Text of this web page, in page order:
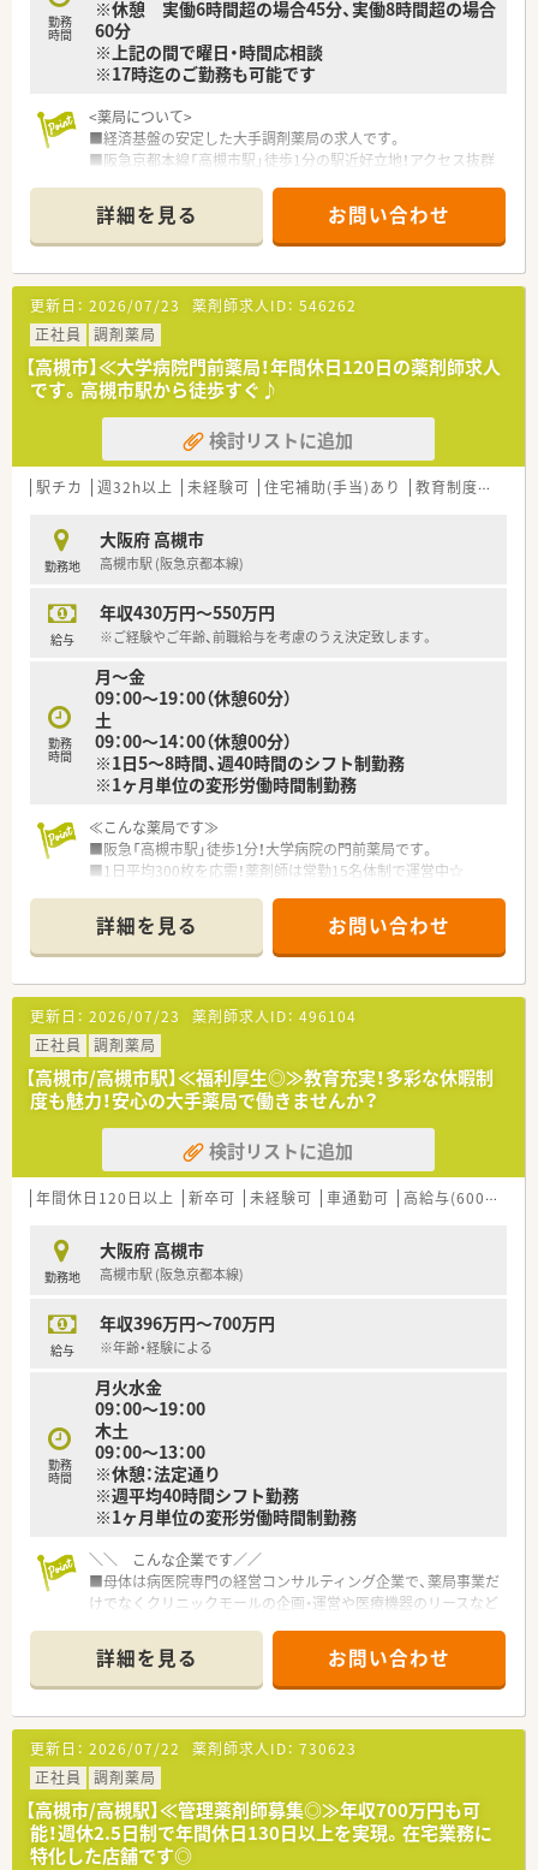
≪研修体制が非常に整っています！≫
■新人集合研修
⇒新人同士ペアになって服薬指導のロールプレイをしたり、実際
つけます。
■オーベン・ネーベン制
⇒新人（ネーベン）に指導役の先輩（オーベン）がマンツーマンで1
年間指導する制度。
配属店舗内の、なるべく年齢の近い先輩が指導役につきます。
２年目以降は自らがオーベンとなって後輩を育てながら、学んだ
知識を復習します。
■15ステップアップ研修
⇒薬学知識や店舗管理知識を5年間で段階的に学んでいくe-
Learning研修。
疾患や薬剤の基礎知識、主要医薬品300品目マスターから始ま
り、在宅医療やOTC、管理者としての知識まで、幅広いカリキュ
ラムを継続的に学んでいきます。
≪システム化が進んでいます！≫
■業務効率化の為、自社開発をした全店舗共通の調剤システムを
導入しています。
最新の情報や現場で働く薬剤師の声をもとに随時更新していま
■調剤機器に関しましても、応需している処方箋の傾向に合わせ
て薬局ごとに必要な調剤機器の積極的な導入をおこなっていま
す。
ちが安心して業務できるようなサポートが整っています。
勤務
時間
※休憩 実働6時間超の場合45分、実働8時間超の場合
60分
※上記の間で曜日・時間応相談
※17時迄のご勤務も可能です
<薬局について>
■経済基盤の安定した大手調剤薬局の求人です。
■阪急京都本線「高槻市駅」徒歩1分の駅近好立地！アクセス抜群
<こんな方にオススメ>
■17時までのご勤務を叶えたい方
■軽量科目メインで落ち着いた環境で働きたいかた
■大手調剤薬局の安定した経済基盤で、腰を据えて長く勤務した
い方
＼こんな企業です／
○全国に1,000店舗以上を展開する大手調剤薬局です。
○東京大学病院をはじめ全国の病院の敷地内に薬局を持ってい
ます。
病診薬連携を強化することで、地域にお住いの患者様に高度な
医療の提供を実現しています。
○全店「同一の機械・システム」を採用しており、且つ処方箋の応
ので、
スキルUPしたい方にはお勧めもです。
○長期就業＆自己研讃を続ける事で給与があがる仕組みになっ
○インターネットを使って処方薬の飲み方を遠隔指導する「オン
ライン服薬指導」、
店舗でデザインの一新。
M&Aによる店舗拡大と業界のリーディングカンパニーとして
成長を続けています。
○どの店舗も、最新システムが整っています！
＼研修制度／
修、マネージャー研修、
認定薬剤師取得支援制度、各種学会参加、大学院奨学資金制
度、他）
海外研修を含めて50種類以上の研修プログラムで社員の成長
をサポートしてくれます。
〇個別の教育プログラムによってスキルアップをサポート！
新入社員研修、フォローアップ研修、マネジメント研修と段階
を追って
5年の教育プログラムを実施しています。
＼福利厚生／
〇「社員第一主義」を掲げている同社では、福利厚生面が手厚く
年間休日120日以上、「連続休暇制度（年に1回、最大9連休を取
得できる制度）」等
プライベートも充実出来る様にワークライフバランスを後押
ししてくれる制度が充実しています。
〇社員割引制度、財形貯蓄制度、スポーツジム優待等が受けられ
る他、
〇産休・育休・時短勤務者2,097人以上等、どれも業界トップクラ
スの実績!
産休、育休取得はもちろんのこと、育児短時間勤務制度を実施
です。
法律では3歳までですが、同社では小学校就学時までの期間利
〇転居を伴う異動のある採用枠もありますが(転居を伴わない採
用も可)
帰省旅費（年2回5万円まで）と帰省休暇（連続4日間）を受けら
れます。
詳細を見る お問い合わせ
更新日： 2026/07/23 薬剤師求人ID： 546262
正社員
調剤薬局
【高槻市】≪大学病院門前薬局！年間休日120日の薬剤師求人
です。高槻市駅から徒歩すぐ♪
検討リストに追加
駅チカ 週32h以上 未経験可 住宅補助(手当)あり 教育制度あり
勤務地
大阪府 高槻市
高槻市駅 (阪急京都本線)
給与
年収430万円～550万円
※ご経験やご年齢、前職給与を考慮のうえ決定致します。
勤務
時間
月～金
09：00～19：00（休憩60分）
土
09：00～14：00（休憩00分）
※1日5～8時間、週40時間のシフト制勤務
※1ヶ月単位の変形労働時間制勤務
≪こんな薬局です≫
■阪急「高槻市駅」徒歩1分！大学病院の門前薬局です。
■1日平均300枚を応需！薬剤師は常勤15名体制で運営中☆
対応しています！
≪こんな方にオススメです≫
■調剤薬局の変化に対応し続ける薬局でともに成長をつづけた
い方！
■専門・認定薬剤師取得を活かしたい方！
≪企業の特徴≫
■大学病院や総合病院の門前薬局を中心に、全都道府県に約700
店舗を展開しています。
創業以来一貫して真の医薬分業を企業理念として掲げ、医薬分業
の先駆けとして展開しているような企業です！
■患者様に選ばれる薬局を目指すべく、先進性を持って以下2つ
の機能を主に発揮しています。
がん等の専門的な薬学管理に関係機関と連携して対応できる
◎地域連携
入退院時の医療機関等との情報連携や、在宅医療等に地域の薬局
≪研修体制が非常に整っています！≫
⇒新人同士ペアになって服薬指導のロールプレイをしたり、実際
に注射薬等の器具に触れることで、実践的なスキルや知識を身に
つけます。
■オーベン・ネーベン制
⇒新人（ネーベン）に指導役の先輩（オーベン）がマンツーマンで1
年間指導する制度。
配属店舗内の、なるべく年齢の近い先輩が指導役につきます。
知識を復習します。
■15ステップアップ研修
⇒薬学知識や店舗管理知識を5年間で段階的に学んでいくe-
Learning研修。
疾患や薬剤の基礎知識、主要医薬品300品目マスターから始ま
り、在宅医療やOTC、管理者としての知識まで、幅広いカリキュ
ラムを継続的に学んでいきます。
≪システム化が進んでいます！≫
■業務効率化の為、自社開発をした全店舗共通の調剤システムを
導入しています。
最新の情報や現場で働く薬剤師の声をもとに随時更新していま
す！
■調剤機器に関しましても、応需している処方箋の傾向に合わせ
詳細を見る お問い合わせ
更新日： 2026/07/23 薬剤師求人ID： 496104
正社員
調剤薬局
【高槻市/高槻市駅】≪福利厚生◎≫教育充実！多彩な休暇制
度も魅力！安心の大手薬局で働きませんか？
検討リストに追加
年間休日120日以上 新卒可 未経験可 車通勤可 高給与(600万円以上)
勤務地
大阪府 高槻市
高槻市駅 (阪急京都本線)
給与
年収396万円～700万円
※年齢・経験による
勤務
時間
月火水金
09：00～19：00
木土
09：00～13：00
※休憩：法定通り
※週平均40時間シフト勤務
※1ヶ月単位の変形労働時間制勤務
＼＼ こんな企業です／／
■母体は病医院専門の経営コンサルティング企業で、薬局事業だ
けでなくクリニックモールの企画・運営や医療機器のリースなど
■調剤薬局は全国に550店舗以上展開されており、安定した経営
基盤がございます！
■将来を見据えた薬局経営が特徴的で、健康サポート薬局の届出
数も全国1位です
～～研修制度・キャリアパス～～
■独自の研修システムを活用し、効率的かつ効果的なスキルアッ
プを支援する制度が整っております
■カフェテリア研修や社内学術大会などその方が目指す社会人
像に合わせた学ぶ環境が充実◎
■大学と提携し、がん･高齢者医療など最新の知識修得をした専
詳細を見る お問い合わせ
更新日： 2026/07/22 薬剤師求人ID： 730623
正社員
調剤薬局
【高槻市/高槻駅】≪管理薬剤師募集◎≫年収700万円も可
能！週休2.5日制で年間休日130日以上を実現。在宅業務に
特化した店舗です◎